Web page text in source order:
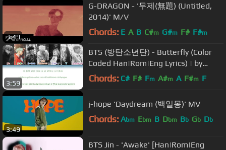
3:49
G-DRAGON - '무제(無題) (Untitled,
2014)' M/V
Chords: E A B C#m G#m F# F#m
3:59
BTS (방탄소년단) - Butterfly (Color
Coded Han|Rom|Eng Lyrics) | by
Yankat
Chords: C# F# Fm A#m A F#m F
3:49
j-hope 'Daydream (백일몽)' MV
Chords: Abm Ebm B Dbm Bb Gb Db
BTS Jin - 'Awake' [Han|Rom|Eng